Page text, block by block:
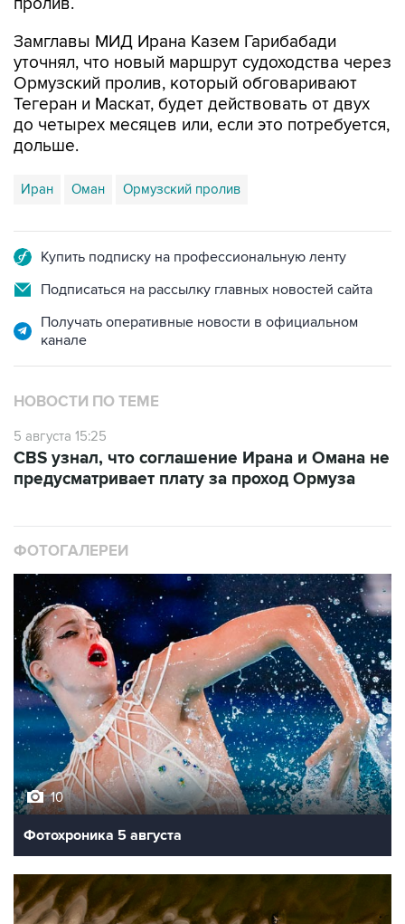
Замглавы МИД Ирана Казем Гарибабади
уточнял, что новый маршрут судоходства через
Ормузский пролив, который обговаривают
Тегеран и Маскат, будет действовать от двух
до четырех месяцев или, если это потребуется,
дольше.
Иран Оман Ормузский пролив
Купить подписку на профессиональную ленту
Подписаться на рассылку главных новостей сайта
Получать оперативные новости в официальном
канале
НОВОСТИ ПО ТЕМЕ
5 августа 15:25
CBS узнал, что соглашение Ирана и Омана не
предусматривает плату за проход Ормуза
ФОТОГАЛЕРЕИ
10
Фотохроника 5 августа